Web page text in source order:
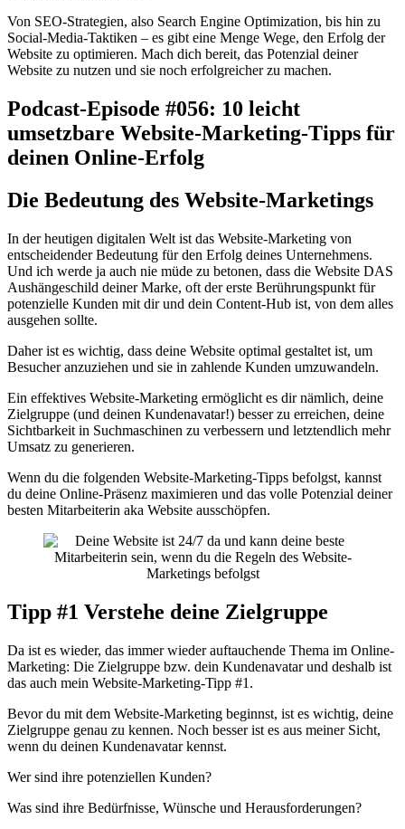
Von SEO-Strategien, also Search Engine Optimization, bis hin zu
Social-Media-Taktiken – es gibt eine Menge Wege, den Erfolg der
Website zu optimieren. Mach dich bereit, das Potenzial deiner
Website zu nutzen und sie noch erfolgreicher zu machen.
Podcast-Episode #056: 10 leicht
umsetzbare Website-Marketing-Tipps für
deinen Online-Erfolg
Die Bedeutung des Website-Marketings
In der heutigen digitalen Welt ist das Website-Marketing von
entscheidender Bedeutung für den Erfolg deines Unternehmens.
Und ich werde ja auch nie müde zu betonen, dass die Website DAS
Aushängeschild deiner Marke, oft der erste Berührungspunkt für
potenzielle Kunden mit dir und dein Content-Hub ist, von dem alles
ausgehen sollte.
Daher ist es wichtig, dass deine Website optimal gestaltet ist, um
Besucher anzuziehen und sie in zahlende Kunden umzuwandeln.
Ein effektives Website-Marketing ermöglicht es dir nämlich, deine
Zielgruppe (und deinen Kundenavatar!) besser zu erreichen, deine
Sichtbarkeit in Suchmaschinen zu verbessern und letztendlich mehr
Umsatz zu generieren.
Wenn du die folgenden Website-Marketing-Tipps befolgst, kannst
du deine Online-Präsenz maximieren und das volle Potenzial deiner
besten Mitarbeiterin aka Website ausschöpfen.
Tipp #1 Verstehe deine Zielgruppe
Da ist es wieder, das immer wieder auftauchende Thema im Online-
Marketing: Die Zielgruppe bzw. dein Kundenavatar und deshalb ist
das auch mein Website-Marketing-Tipp #1.
Bevor du mit dem Website-Marketing beginnst, ist es wichtig, deine
Zielgruppe genau zu kennen. Noch besser ist es aus meiner Sicht,
wenn du deinen Kundenavatar kennst.
Wer sind ihre potenziellen Kunden?
Was sind ihre Bedürfnisse, Wünsche und Herausforderungen?